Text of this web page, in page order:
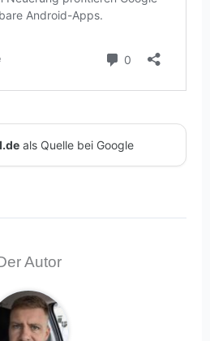
als Quelle bei Google
Autor